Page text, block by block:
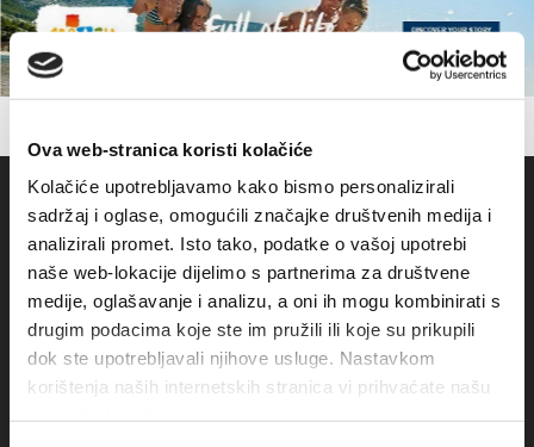
Ova web-stranica koristi kolačiće
Kolačiće upotrebljavamo kako bismo personalizirali
sadržaj i oglase, omogućili značajke društvenih medija i
analizirali promet. Isto tako, podatke o vašoj upotrebi
naše web-lokacije dijelimo s partnerima za društvene
medije, oglašavanje i analizu, a oni ih mogu kombinirati s
drugim podacima koje ste im pružili ili koje su prikupili
dok ste upotrebljavali njihove usluge. Nastavkom
korištenja naših internetskih stranica vi prihvaćate našu